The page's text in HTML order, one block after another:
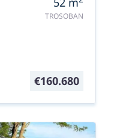
TROSOBAN
€160.680